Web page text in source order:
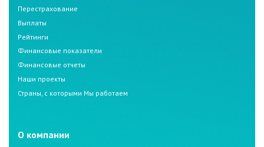
Перестрахование
Выплаты
Рейтинги
Финансовые показатели
Финансовые отчеты
Наши проекты
Страны, с которыми Мы работаем
О компании